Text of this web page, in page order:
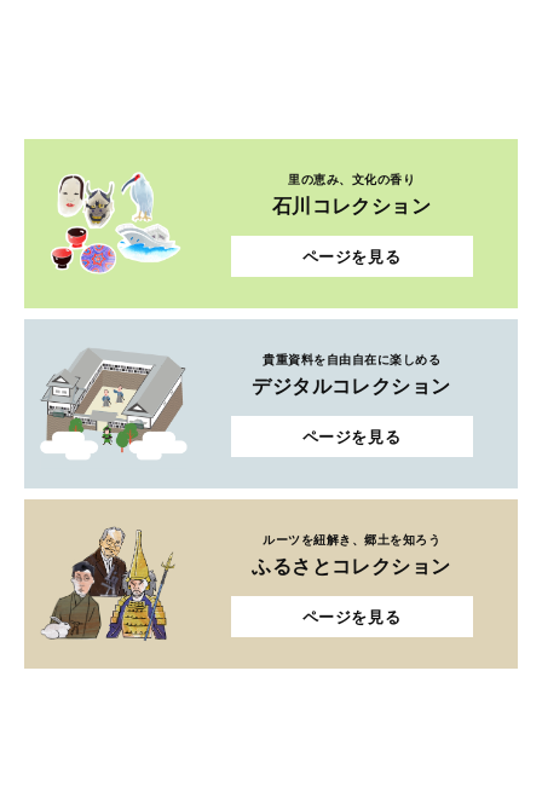
里の恵み、文化の香り
石川コレクション
ページを見る
貴重資料を自由自在に楽しめる
デジタルコレクション
ページを見る
ルーツを紐解き、郷土を知ろう
ふるさとコレクション
ページを見る